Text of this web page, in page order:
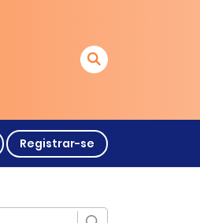
Registrar-se